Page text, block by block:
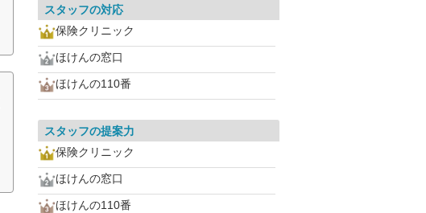
スタッフの対応
保険クリニック
ほけんの窓口
ほけんの110番
スタッフの提案力
保険クリニック
ほけんの窓口
ほけんの110番